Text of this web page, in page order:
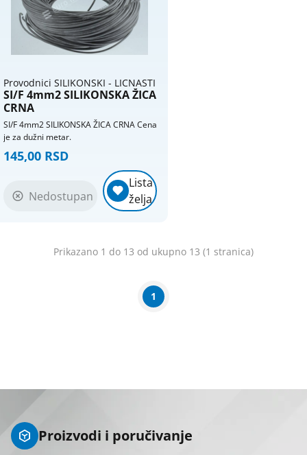
Provodnici SILIKONSKI - LICNASTI
SI/F 4mm2 SILIKONSKA ŽICA
CRNA
SI/F 4mm2 SILIKONSKA ŽICA CRNA Cena
je za dužni metar.
145,00 RSD
Nedostupan
Lista
želja
Prikazano 1 do 13 od ukupno 13 (1 stranica)
1
Proizvodi i poručivanje